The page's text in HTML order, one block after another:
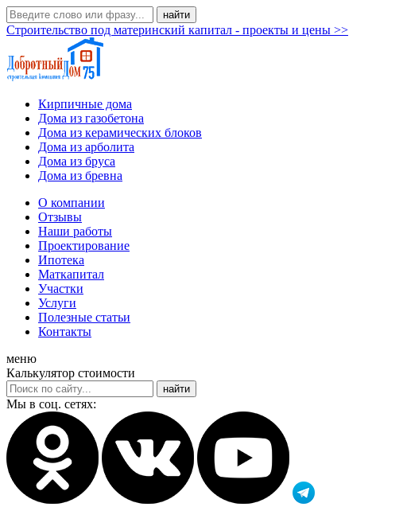
Строительство под материнский капитал - проекты и цены >>
Кирпичные дома
Дома из газобетона
Дома из керамических блоков
Дома из арболита
Дома из бруса
Дома из бревна
О компании
Отзывы
Наши работы
Проектирование
Ипотека
Маткапитал
Участки
Услуги
Полезные статьи
Контакты
меню
Калькулятор стоимости
Мы в соц. сетях: